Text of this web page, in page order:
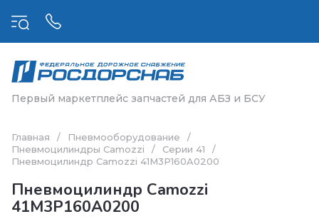
Первый маркетплейс запчастей для АБЗ и БСУ
Главная / Пневмооборудование
/
Пневмоцилиндры Camozzi
/ Серии 41
/
Пневмоцилиндр Camozzi 41M3P160A0200
Пневмоцилиндр Camozzi
41M3P160A0200